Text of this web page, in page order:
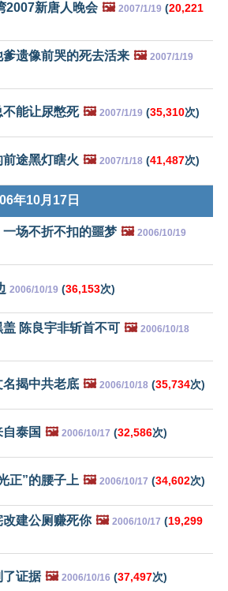
2007新唐人晚会 🖼️ 2007/1/19 (20,221
遗像前哭的死去活来 🖼️ 2007/1/19
能让尿憋死 🖼️ 2007/1/19 (35,310次)
途黑灯瞎火 🖼️ 2007/1/18 (41,487次)
年10月17日
场不折不扣的噩梦 🖼️ 2006/10/19
2006/10/19 (36,153次)
陈良宇非斩首不可 🖼️ 2006/10/18
揭中共老底 🖼️ 2006/10/18 (35,734次)
泰国 🖼️ 2006/10/17 (32,586次)
正”的腰子上 🖼️ 2006/10/17 (34,602次)
建公厕赚死你 🖼️ 2006/10/17 (19,299
了证据 🖼️ 2006/10/16 (37,497次)